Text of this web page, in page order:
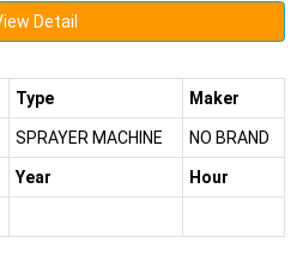
Detail
Type Maker
SPRAYER MACHINE NO BRAND
Year Hour